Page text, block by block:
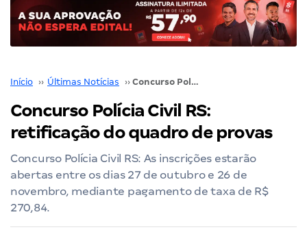
Início ›› Últimas Notícias ›› Concurso Polícia Civil RS: retificação do quadro de provas
Concurso Polícia Civil RS:
retificação do quadro de provas
Concurso Polícia Civil RS: As inscrições estarão
abertas entre os dias 27 de outubro e 26 de
novembro, mediante pagamento de taxa de R$
270,84.